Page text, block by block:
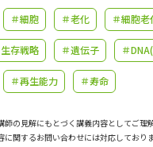
夢ナビ講義」 学問分野
夢ナビラ
ユーザーサポート
＃細胞 ＃老化 ＃細胞老
存戦略 ＃遺伝子 ＃
＃再生能力 ＃寿命
の見解にもとづく講義内容としてご理
関するお問い合わせには対応しておりま